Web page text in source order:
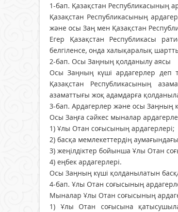
1-бап. Қазақстан Республикасының
Қазақстан Республикасының
және осы Заң мен Қазақстан
Егер Қазақстан Республикасы
белгiленсе, онда халықаралық
2-бап. Осы Заңның қолданылу аясы
Осы Заңның күші ардагерлер деп
Қазақстан Рес­пуб­ликасының
азаматтығы жоқ адамдарға
3-бап. Ардагерлер және осы Заңның
Осы Заңға сәйкес мыналар
1) Ұлы Отан соғысының ардагерлері;
2) басқа мемлекеттердiң
3) жеңілдіктер бойынша Ұлы Отан
4) еңбек ардагерлері.
Осы Заңның күші қолданылатын
4-бап. Ұлы Отан соғысының
Мыналар Ұлы Отан соғысының
1) Ұлы Отан соғысына